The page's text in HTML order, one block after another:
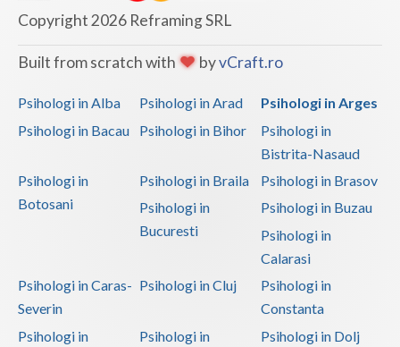
Copyright 2026 Reframing SRL
Built from scratch with byvCraft.ro
Psihologi in Alba Psihologi in Arad
Psihologi in Arges
Psihologi in Bacau
Psihologi in Bihor
Psihologi in
Bistrita-Nasaud
Psihologi in
Botosani
Psihologi in Braila
Psihologi in Brasov
Psihologi in
Bucuresti
Psihologi in Buzau
Psihologi in
Calarasi
Psihologi in Caras-
Severin
Psihologi in Cluj
Psihologi in
Constanta
Psihologi in
Psihologi in Psihologi in Dolj